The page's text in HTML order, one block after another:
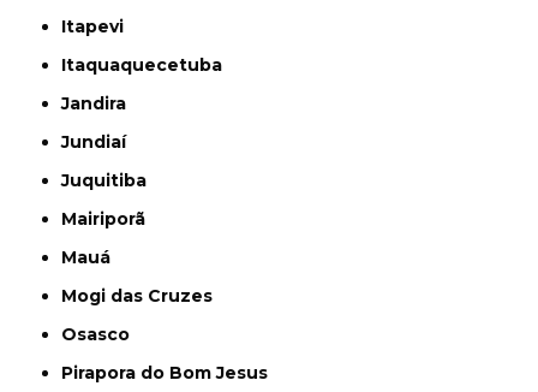
Itapevi
Itaquaquecetuba
Jandira
Jundiaí
Juquitiba
Mairiporã
Mauá
Mogi das Cruzes
Osasco
Pirapora do Bom Jesus